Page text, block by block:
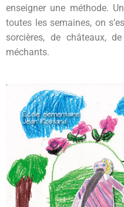
enseigner une méthode.
toutes les semaines, on
sorcières, de châteaux,
méchants.